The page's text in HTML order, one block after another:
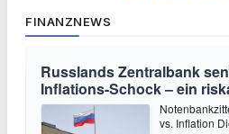
FINANZNEWS
Russlands Zentralbank
Inflations-Schock – ein
vs. Inflation